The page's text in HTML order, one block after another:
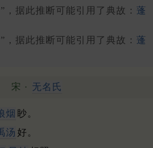
，据此推断可能引用了典故： 蓬
，据此推断可能引用了典故： 蓬
宋 · 无名氏
烟 眇。
汤 好。